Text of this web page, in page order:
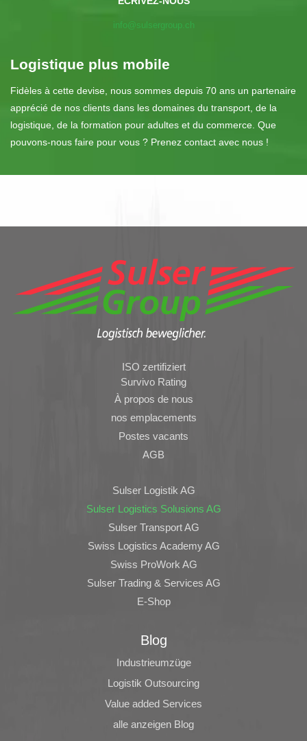
info@sulsergroup.ch
Logistique plus mobile
Fidèles à cette devise, nous sommes depuis 70 ans un partenaire
apprécié de nos clients dans les domaines du transport, de la
logistique, de la formation pour adultes et du commerce. Que
pouvons-nous faire pour vous ? Prenez contact avec nous !
ISO zertifiziert
Survivo Rating
À propos de nous
nos emplacements
Postes vacants
AGB
Sulser Logistik AG
Sulser Logistics Solusions AG
Sulser Transport AG
Swiss Logistics Academy AG
Swiss ProWork AG
Sulser Trading & Services AG
E-Shop
Blog
Industrieumzüge
Logistik Outsourcing
Value added Services
alle anzeigen Blog